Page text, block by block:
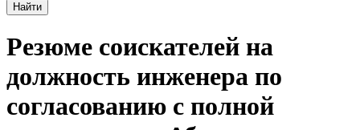
Найти
Резюме соискателей на
должность инженера по
согласованию с полной